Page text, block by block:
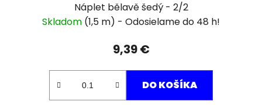
Náplet bělavě šedý - 2/2
Skladom (1,5 m)
9,39 €
DO KOŠÍKA